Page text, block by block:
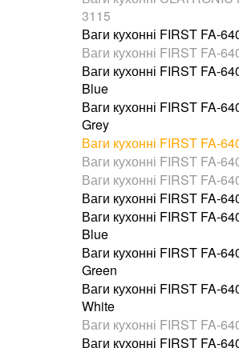
3115
Ваги кухонні FIRST FA-
Ваги кухонні FIRST FA-
Ваги кухонні FIRST FA-
Blue
Ваги кухонні FIRST FA-
Grey
Ваги кухонні FIRST FA-
Ваги кухонні FIRST FA-
Ваги кухонні FIRST FA-
Ваги кухонні FIRST FA-
Ваги кухонні FIRST FA-
Blue
Ваги кухонні FIRST FA-
Green
Ваги кухонні FIRST FA-
White
Ваги кухонні FIRST FA-
Ваги кухонні FIRST FA-